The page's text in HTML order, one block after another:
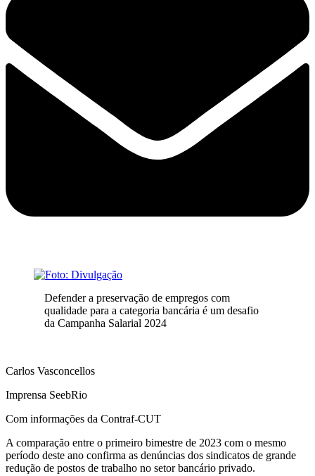
Defender a preservação de empregos com
qualidade para a categoria bancária é um desafio
da Campanha Salarial 2024
Carlos Vasconcellos
Imprensa SeebRio
Com informações da Contraf-CUT
A comparação entre o primeiro bimestre de 2023 com o mesmo
período deste ano confirma as denúncias dos sindicatos de grande
redução de postos de trabalho no setor bancário privado.